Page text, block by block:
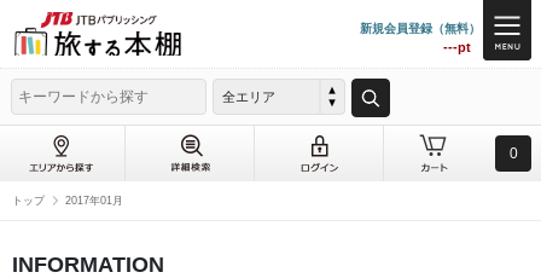
新規会員登録（無料）
---pt
全エリア
0
トップ 2017年01月
INFORMATION